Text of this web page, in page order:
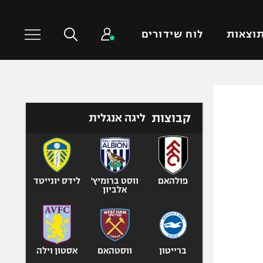
תוצאות לוח שידורים
טניס
כדוריד
כדורעף
שחייה
ג'ודו
אגרוף
ספורט אולימפי
קבוצות ליגה אנגלית
פולהאם
ווסט ברומיץ'
אלביון
לידס יונייטד
ברייטון ווסטהאם אסטון וילה